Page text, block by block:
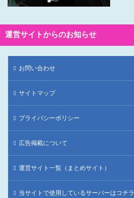
運営サイトからのお知らせ
お問い合わせ
サイトマップ
プライバシーポリシー
広告掲載について
運営サイト一覧（まとめサイト）
当サイトで使用しているサーバーはコチラ